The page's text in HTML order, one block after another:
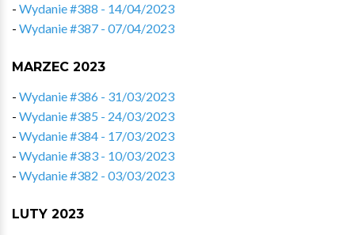
- Wydanie #388 - 14/04/2023
- Wydanie #387 - 07/04/2023
MARZEC 2023
- Wydanie #386 - 31/03/2023
- Wydanie #385 - 24/03/2023
- Wydanie #384 - 17/03/2023
- Wydanie #383 - 10/03/2023
- Wydanie #382 - 03/03/2023
LUTY 2023